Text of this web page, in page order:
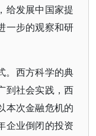
给发展中国家提
一步的观察和研
。西方科学的典
到社会实践，西
本次金融危机的
企业倒闭的投资